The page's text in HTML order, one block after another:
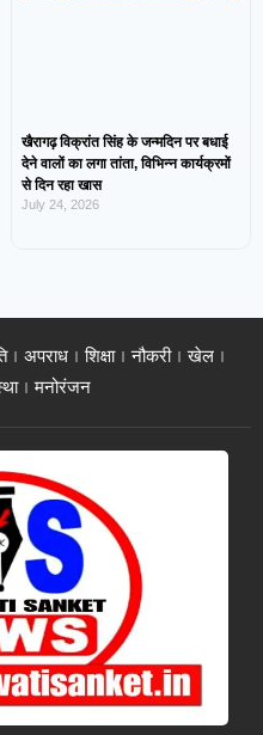
खैरागढ़ विक्रांत सिंह के जन्मदिन पर बधाई
देने वालों का लगा तांता, विभिन्न कार्यक्रमों
से दिन रहा खास
July 24, 2026
अपराध शिक्षा नौकरी
खेल
मनोरंजन